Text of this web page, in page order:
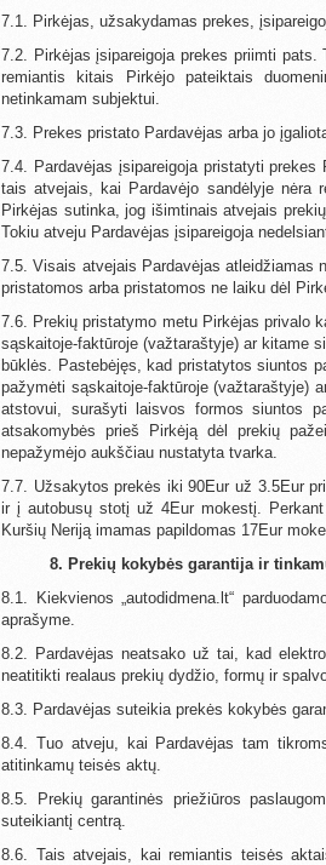
7.1. Pirkėjas, užsakydamas prekes,
7.2. Pirkėjas įsipareigoja prekes priimti
remiantis kitais Pirkėjo pateiktais
netinkamam subjektui.
7.3. Prekes pristato Pardavėjas arba jo
7.4. Pardavėjas įsipareigoja pristatyti
tais atvejais, kai Pardavėjo sandėlyje nėra
Pirkėjas sutinka, jog išimtinais atvejais
Tokiu atveju Pardavėjas įsipareigoja
7.5. Visais atvejais Pardavėjas atleidžiamas
pristatomos arba pristatomos ne laiku dėl
7.6. Prekių pristatymo metu Pirkėjas privalo
sąskaitoje-faktūroje (važtaraštyje) ar kitame
būklės. Pastebėjęs, kad pristatytos siuntos
pažymėti sąskaitoje-faktūroje (važtaraštyje)
atstovui, surašyti laisvos formos siuntos
atsakomybės prieš Pirkėją dėl prekių
nepažymėjo aukščiau nustatyta tvarka.
7.7. Užsakytos prekės iki 90Eur už 3.5Eur
ir į autobusų stotį už 4Eur mokestį.
Kuršių Neriją imamas papildomas 17Eur
8. Prekių kokybės garantija ir
8.1. Kiekvienos „autodidmena.lt“
aprašyme.
8.2. Pardavėjas neatsako už tai, kad
neatitikti realaus prekių dydžio, formų ir
8.3. Pardavėjas suteikia prekės kokybės
8.4. Tuo atveju, kai Pardavėjas tam
atitinkamų teisės aktų.
8.5. Prekių garantinės priežiūros
suteikiantį centrą.
8.6. Tais atvejais, kai remiantis teisės